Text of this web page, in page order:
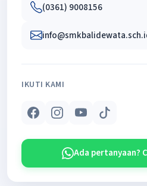
(0361) 9008156
IKUTI KAMI
Ada pertanyaan?